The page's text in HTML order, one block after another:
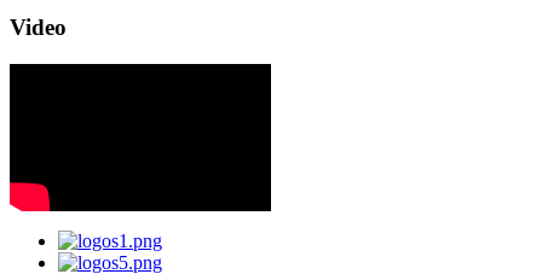
Video